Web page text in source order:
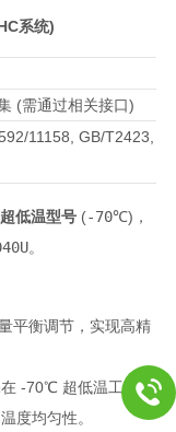
系统)
(需通过相关接口)
11158, GB/T2423,
超低温型号 (-70℃)，
。
平衡调节，实现高精
-70℃ 超低温工况下
度均匀性。